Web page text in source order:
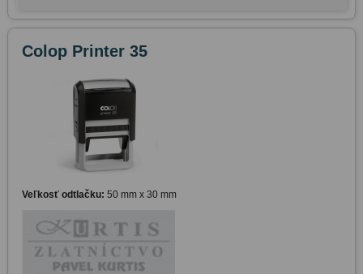
Colop Printer 35
Veľkosť odtlačku: 50 mm x 30 mm